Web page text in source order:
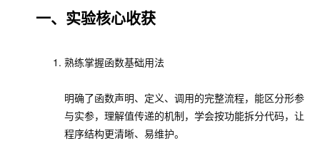
一、实验核心收获
熟练掌握函数基础用法
明确了函数声明、定义、调用的完整流程，能区分形参
与实参，理解值传递的机制，学会按功能拆分代码，让
程序结构更清晰、易维护。